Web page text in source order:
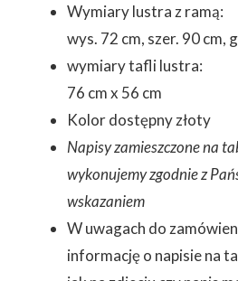
Wymiary lustra z ramą:
wys. 72 cm, szer. 90 cm,
wymiary tafli lustra:
76 cm x 56 cm
Kolor dostępny złoty
Napisy zamieszczone na
wykonujemy zgodnie z
wskazaniem
W uwagach do
informację o napisie na